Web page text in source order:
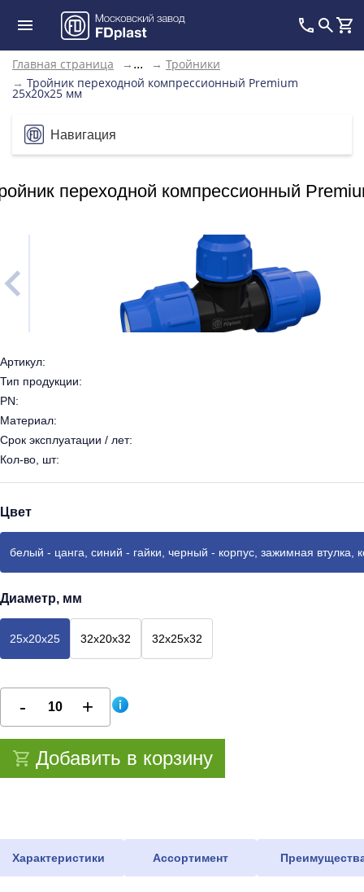
Главная страница → ... → Тройники
→ Тройник переходной компрессионный Premium
25х20х25 мм
Навигация
переходной компрессионный
Артикул:
Тип продукции:
PN:
Материал:
Срок эксплуатации / лет:
Кол-во, шт:
Цвет
белый - цанга, синий - гайки, черный - корпус, зажимная втулка,
Диаметр, мм
25х20х25 32х20х32 32х25х32
Добавить в корзину
Характеристики Ассортимент